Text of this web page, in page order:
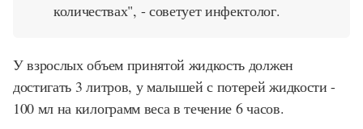
количествах", - советует инфектолог.
У взрослых объем принятой жидкость должен
достигать 3 литров, у малышей с потерей жидкости -
100 мл на килограмм веса в течение 6 часов.